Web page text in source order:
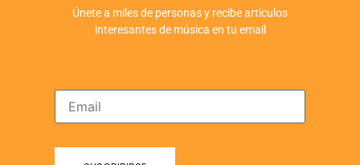
Únete a miles de personas y recibe articulos
interesantes de música en tu email